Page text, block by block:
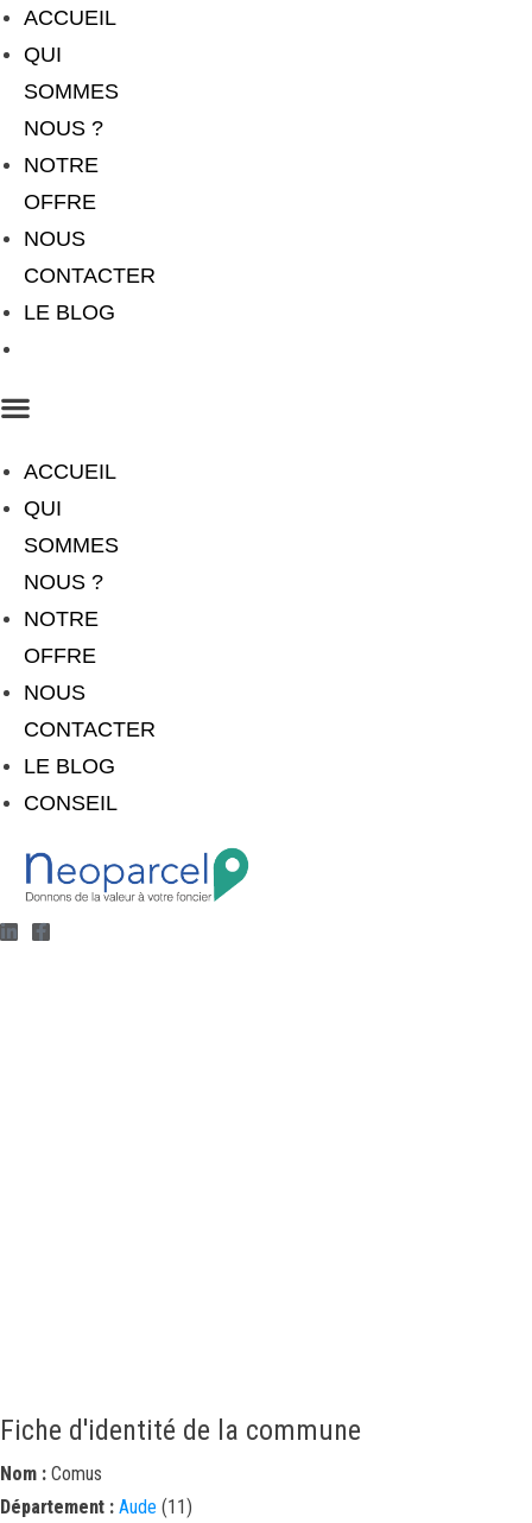
ACCUEIL
QUI
SOMMES
NOUS ?
NOTRE
OFFRE
NOUS
CONTACTER
LE BLOG
ACCUEIL
QUI
SOMMES
NOUS ?
NOTRE
OFFRE
NOUS
CONTACTER
LE BLOG
CONSEIL
Fiche d'identité de la commune
Nom : Comus
Département : Aude (11)